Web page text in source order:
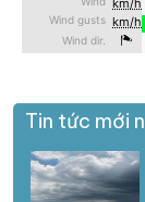
Tin tức mới